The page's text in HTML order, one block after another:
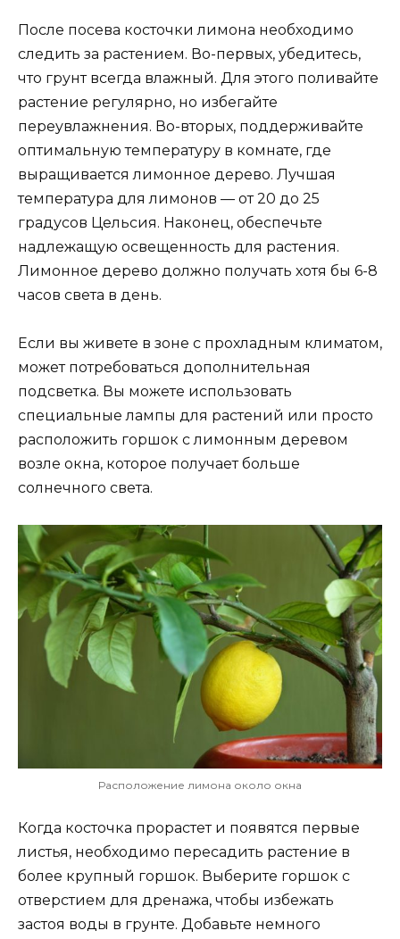
После посева косточки лимона необходимо
следить за растением. Во-первых, убедитесь,
что грунт всегда влажный. Для этого поливайте
растение регулярно, но избегайте
переувлажнения. Во-вторых, поддерживайте
оптимальную температуру в комнате, где
выращивается лимонное дерево. Лучшая
температура для лимонов — от 20 до 25
градусов Цельсия. Наконец, обеспечьте
надлежащую освещенность для растения.
Лимонное дерево должно получать хотя бы 6-8
часов света в день.
Если вы живете в зоне с прохладным климатом,
может потребоваться дополнительная
подсветка. Вы можете использовать
специальные лампы для растений или просто
расположить горшок с лимонным деревом
возле окна, которое получает больше
солнечного света.
Расположение лимона около окна
Когда косточка прорастет и появятся первые
листья, необходимо пересадить растение в
более крупный горшок. Выберите горшок с
отверстием для дренажа, чтобы избежать
застоя воды в грунте. Добавьте немного